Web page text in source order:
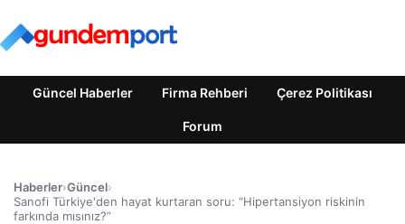
Güncel Haberler Firma Rehberi Çerez Politikası
Forum
Haberler›Güncel›
Sanofi Türkiye'den hayat kurtaran soru: “Hipertansiyon riskinin
farkında mısınız?”